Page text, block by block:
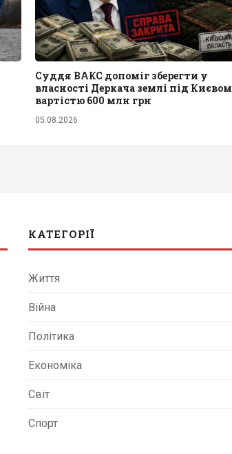
Суддя ВАКС допоміг зберегти у
власності Деркача землі під Києвом
вартістю 600 млн грн
05.08.2026
КАТЕГОРІЇ
Життя
Війна
Політика
Економіка
Світ
Спорт